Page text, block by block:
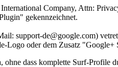
Company, Attn:
gekennzeichnet.
support-de@google.com)
Logo oder dem Zusatz "Google+
dass komplette Surf-Profile